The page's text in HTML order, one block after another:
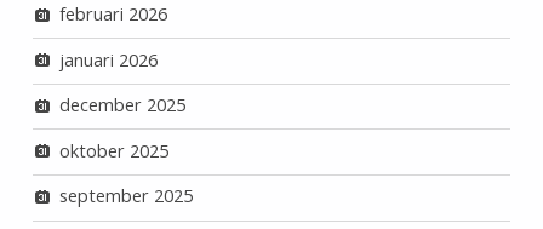
februari 2026
januari 2026
december 2025
oktober 2025
september 2025